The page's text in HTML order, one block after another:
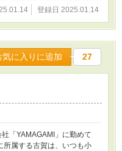
登録日 2025.01.14
気に入りに追加 27
「YAMAGAMI」に勤めて
所属する古賀は、いつも小